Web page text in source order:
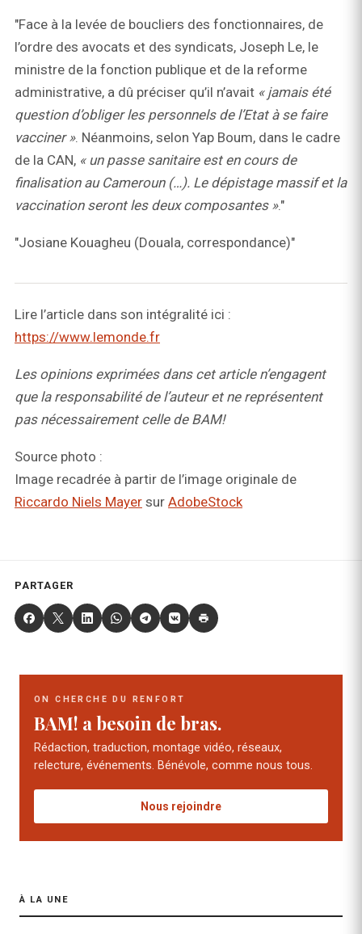
"Face à la levée de boucliers des fonctionnaires, de
l’ordre des avocats et des syndicats, Joseph Le, le
ministre de la fonction publique et de la reforme
administrative, a dû préciser qu’il n’avait « jamais été
question d’obliger les personnels de l’Etat à se faire
vacciner ». Néanmoins, selon Yap Boum, dans le cadre
de la CAN, « un passe sanitaire est en cours de
finalisation au Cameroun (…). Le dépistage massif et la
vaccination seront les deux composantes »."
"Josiane Kouagheu (Douala, correspondance)"
Lire l’article dans son intégralité ici :
https://www.lemonde.fr
Les opinions exprimées dans cet article n’engagent
que la responsabilité de l’auteur et ne représentent
pas nécessairement celle de BAM!
Source photo :
Image recadrée à partir de l’image originale de
Riccardo Niels Mayer sur AdobeStock
PARTAGER
ON CHERCHE DU RENFORT
BAM! a besoin de bras.
Rédaction, traduction, montage vidéo, réseaux,
relecture, événements. Bénévole, comme nous tous.
Nous rejoindre
À LA UNE